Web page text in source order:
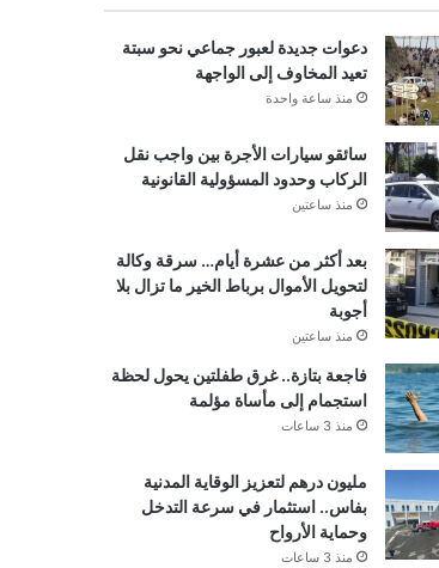
دعوات جديدة لعبور جماعي نحو سبتة
تعيد المخاوف إلى الواجهة
منذ ساعة واحدة
سائقو سيارات الأجرة بين واجب نقل
الركاب وحدود المسؤولية القانونية
منذ ساعتين
بعد أكثر من عشرة أيام… سرقة وكالة
لتحويل الأموال برباط الخير ما تزال بلا
أجوبة
منذ ساعتين
فاجعة بتازة.. غرق طفلتين يحول لحظة
استجمام إلى مأساة مؤلمة
منذ 3 ساعات
مليون درهم لتعزيز الوقاية المدنية
بفاس.. استثمار في سرعة التدخل
وحماية الأرواح
منذ 3 ساعات